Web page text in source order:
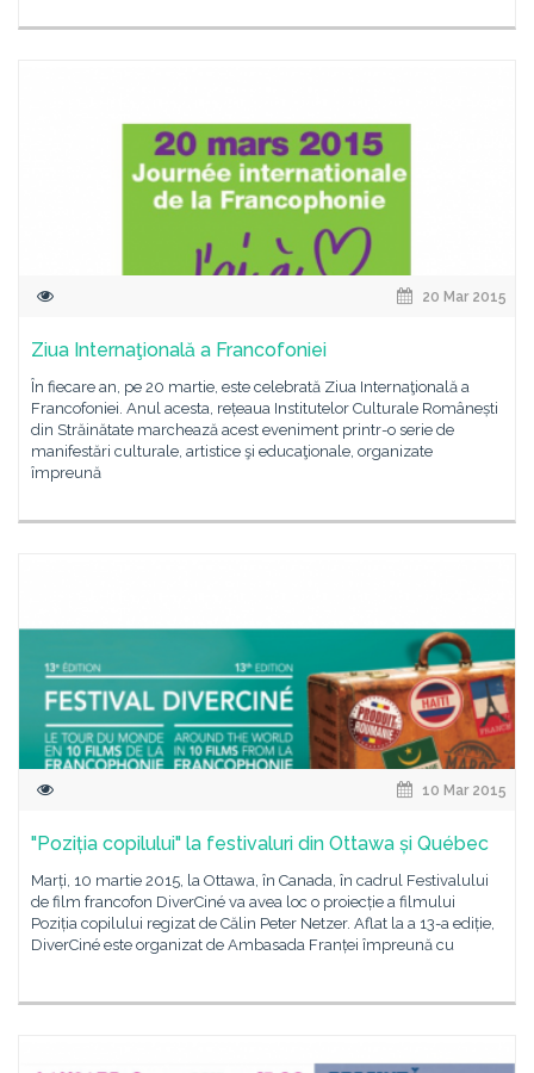
20 Mar 2015
Ziua Internaţională a Francofoniei
În fiecare an, pe 20 martie, este celebrată Ziua Internaţională a
Francofoniei. Anul acesta, rețeaua Institutelor Culturale Românești
din Străinătate marchează acest eveniment printr-o serie de
manifestări culturale, artistice şi educaţionale, organizate
împreună
10 Mar 2015
"Poziția copilului" la festivaluri din Ottawa și Québec
Marți, 10 martie 2015, la Ottawa, în Canada, în cadrul Festivalului
de film francofon DiverCiné va avea loc o proiecție a filmului
Poziția copilului regizat de Călin Peter Netzer. Aflat la a 13-a ediție,
DiverCiné este organizat de Ambasada Franței împreună cu